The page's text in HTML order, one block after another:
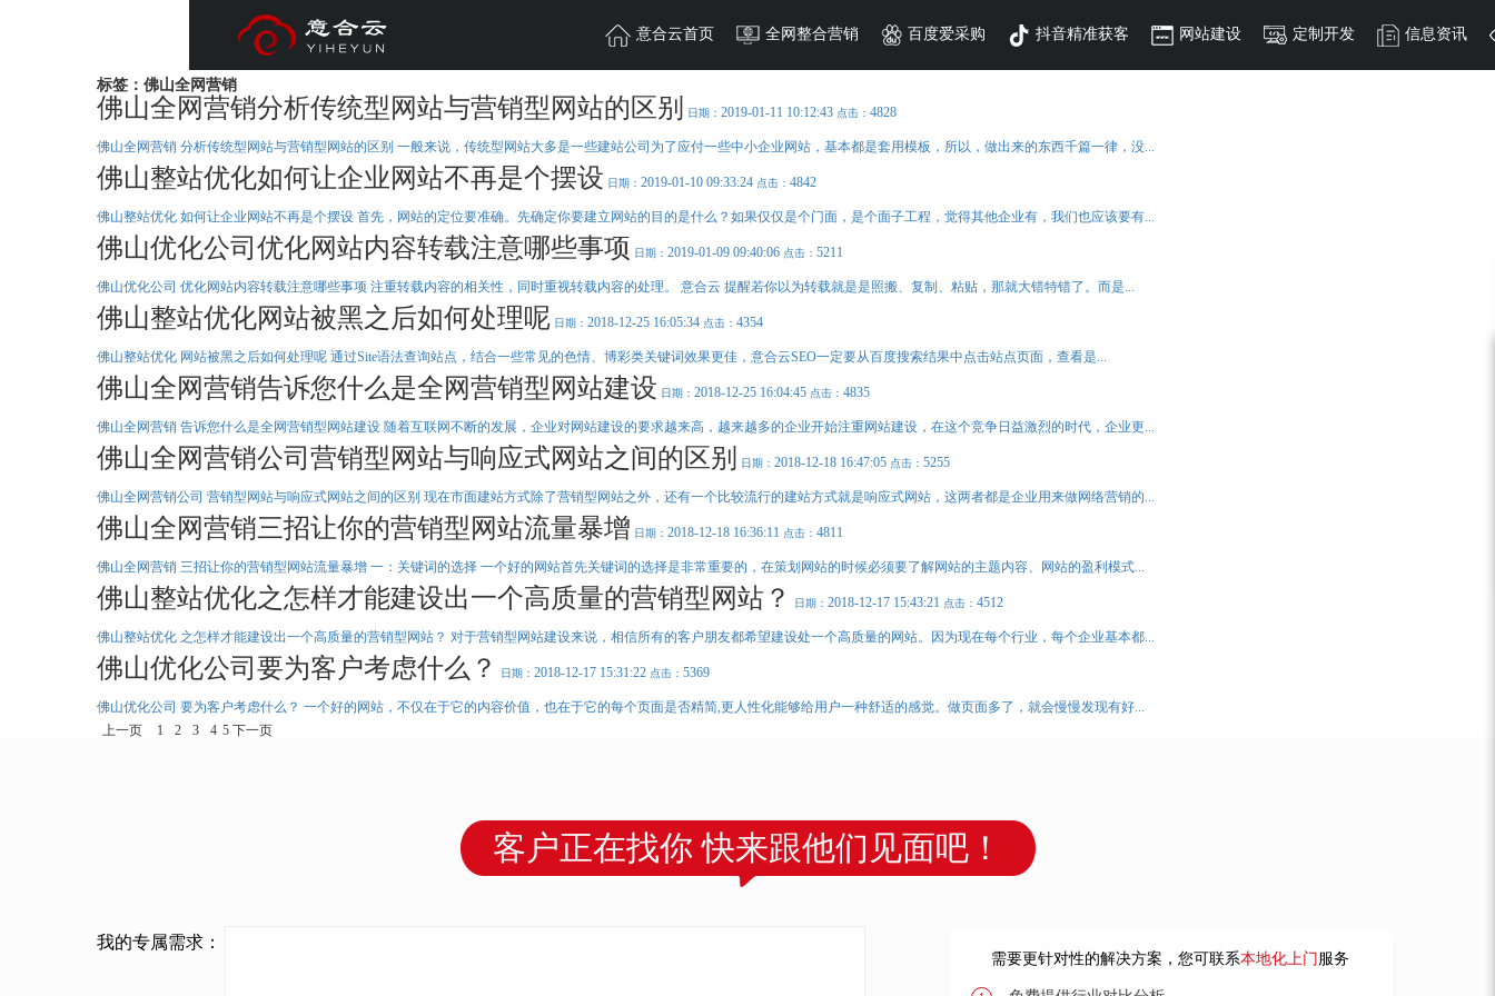
全网整合营销 百度爱采购 抖音精准获客 网站建设 定制开发 信息资讯 认识意合云
全网整合营销
势为企业从营销定位、平台建设、网站运营到品牌营销提供全盘网络营销推广定制，重新设
计营销回路。助力企业快速布局互联网营销，突破营销困境。
MORE+
新一代<简单> <智能> <精准> <高效>全网智能营销系统
【意合云站群AI霸屏系统】专注搜索引擎快速排名、万词AI霸屏系统全网营销系统。
MORE+
微信朋友圈广告是基于腾讯大数据系统提供，其是基于微信公众号生态系，以类似朋友的原
创内容形式在朋友圈汇总 展示的原声广告。
360实力商家
百度爱采购
全网优质资源 搜索快速精准 多种询价方式 不限关键词 搜索六大权益
抖音精准获客
短视频营销红利期的趋势，早布局；1000-3000条询盘保障；
无需团队、无需养号、精准有效、快速获客；
打造短视频营销矩阵，推广覆盖面：抖音、快手、西瓜、火山、今日头条等视频媒体平台
询盘保障 AI 智能 搜索排名 推广覆盖 同城营销 视频矩阵
品牌网站
研究企业定位，坚持官网差异化设计，让一百个网站有一百种风格
MORE+
营销型网站
注重网站优化的结构，适合于以网络营销为目的的客户，从网站定位与与策划
到界面设计，充分体现产品与服务的优势
速，有效节约时间和成本。
能够集中创建页面图片的排版大小，智能根据用户行为及使用的设备环境进行相
微信开发
制等,让企业的营销变得简单，更便捷。
MORE+
小程序开发
小程序解决方案-深度行业解决方案， 助力企业获客盈收
MORE+
管理系统开发
集中管控，优化管理流程，简化工作环节，全面提升公司的工作效
意合云头条
Be the first to know the first line
MORE+
行业动态
Understand the industry trends, fast step
MORE+
营销推广
If you don't change your marketing, it will be too late
公司介绍
的互联网营销服务， 为企业网络营销保驾护航。
MORE+
资质荣誉
意合云专业的服务，获得了众多客户的一致好评
在客户的口碑中流传着“要买要卖，找意合云”。
一批高素质的技术团队精英。更具魅力的创新和奉献精神。
电话：0757-82714949
标签：佛山全网营销
佛山全网营销分析传统型网站与营销型网站的区别 日期： 2019-01-11 10:12:43 点击： 4828
佛山全网营销 分析传统型网站与营销型网站的区别 一般来说，传统型网站大多是一些建站公司为了应付一些中小企业网站，基本都是套用模板，所以，做出来的东西千篇一律，没...
佛山整站优化如何让企业网站不再是个摆设 日期： 2019-01-10 09:33:24 点击： 4842
佛山整站优化 如何让企业网站不再是个摆设 首先，网站的定位要准确。先确定你要建立网站的目的是什么？如果仅仅是个门面，是个面子工程，觉得其他企业有，我们也应该要有...
佛山优化公司优化网站内容转载注意哪些事项 日期： 2019-01-09 09:40:06 点击： 5211
佛山优化公司 优化网站内容转载注意哪些事项 注重转载内容的相关性，同时重视转载内容的处理。 意合云 提醒若你以为转载就是是照搬、复制、粘贴，那就大错特错了。而是...
佛山整站优化网站被黑之后如何处理呢 日期： 2018-12-25 16:05:34 点击： 4354
佛山整站优化 网站被黑之后如何处理呢 通过Site语法查询站点，结合一些常见的色情、博彩类关键词效果更佳，意合云SEO一定要从百度搜索结果中点击站点页面，查看是...
佛山全网营销告诉您什么是全网营销型网站建设 日期： 2018-12-25 16:04:45 点击： 4835
佛山全网营销 告诉您什么是全网营销型网站建设 随着互联网不断的发展，企业对网站建设的要求越来高，越来越多的企业开始注重网站建设，在这个竞争日益激烈的时代，企业更...
佛山全网营销公司营销型网站与响应式网站之间的区别 日期： 2018-12-18 16:47:05 点击： 5255
佛山全网营销公司 营销型网站与响应式网站之间的区别 现在市面建站方式除了营销型网站之外，还有一个比较流行的建站方式就是响应式网站，这两者都是企业用来做网络营销的...
佛山全网营销三招让你的营销型网站流量暴增 日期： 2018-12-18 16:36:11 点击： 4811
佛山全网营销 三招让你的营销型网站流量暴增 一：关键词的选择 一个好的网站首先关键词的选择是非常重要的，在策划网站的时候必须要了解网站的主题内容、网站的盈利模式...
佛山整站优化之怎样才能建设出一个高质量的营销型网站？ 日期： 2018-12-17 15:43:21 点击： 4512
佛山整站优化 之怎样才能建设出一个高质量的营销型网站？ 对于营销型网站建设来说，相信所有的客户朋友都希望建设处一个高质量的网站。因为现在每个行业，每个企业基本都...
佛山优化公司要为客户考虑什么？ 日期： 2018-12-17 15:31:22 点击： 5369
佛山优化公司 要为客户考虑什么？ 一个好的网站，不仅在于它的内容价值，也在于它的每个页面是否精简,更人性化能够给用户一种舒适的感觉。做页面多了，就会慢慢发现有好...
上一页
1 2 3 4 5 下一页
客户正在找你 快来跟他们见面吧！
我的专属需求：
需要更针对性的解决方案，您可联系本地化上门 服务